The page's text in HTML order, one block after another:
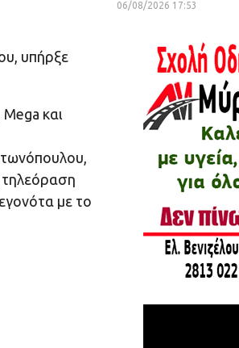
υπήρξε
και
τηλεόραση
με το
06/08/2026 17:53